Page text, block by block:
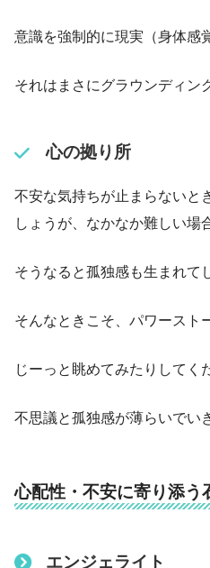
意識を強制的に現実（身体感
それはまさにグラウンディン
心の拠り所
不安な気持ちが止まらないと
しょうが、なかなか難しい場
そうなると孤独感も生まれて
そんなときこそ、パワースト
じーっと眺めてみたりしてく
不思議と孤独感が薄らいでい
心配性・不安に寄り添う
エンジェライト